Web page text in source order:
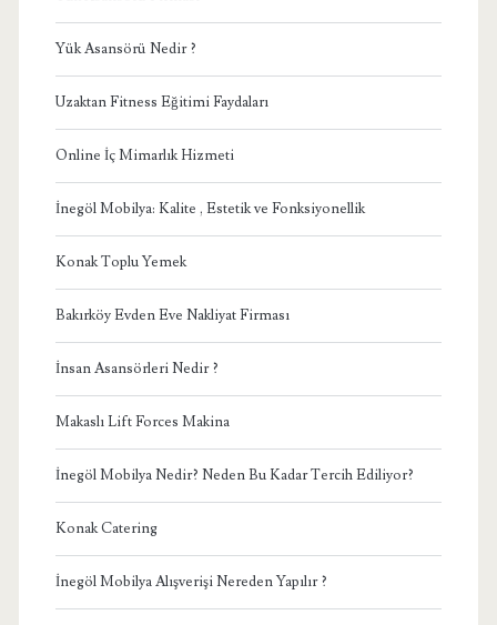
Yük Asansörü Nedir ?
Uzaktan Fitness Eğitimi Faydaları
Online İç Mimarlık Hizmeti
İnegöl Mobilya: Kalite , Estetik ve Fonksiyonellik
Konak Toplu Yemek
Bakırköy Evden Eve Nakliyat Firması
İnsan Asansörleri Nedir ?
Makaslı Lift Forces Makina
İnegöl Mobilya Nedir? Neden Bu Kadar Tercih Ediliyor?
Konak Catering
İnegöl Mobilya Alışverişi Nereden Yapılır ?